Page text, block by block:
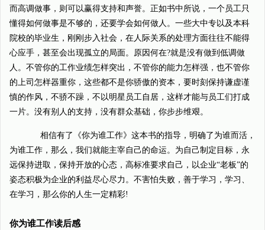
而高调做事，则可以赢得支持和声誉。正如书中所说，一个员工只
懂得如何做事是不够的，还要学会如何做人。一些大中专以及本科
院校的毕业生，刚刚步入社会，在人际关系的处理方面往往不能得
心应手，甚至会出现孤立的局面。原因何在?就是没有做到低调做
人。不管你的工作业绩怎样突出，不管你的能力怎样强，也不管你
的上司怎样器重你，这些都不是你骄傲的资本，要时刻保持谦虚谨
慎的作风，不骄不躁，不以明星员工自居，这样才能与员工们打成
一片。没有别人的支持，没有群众基础，你步步维艰。
相信有了《你为谁工作》这本书的指导，明确了为谁而活，
为谁工作，那么，我们就能主宰自己的命运。为自己制定目标，永
远保持进取，保持开放的心态，高标准要求自己，以企业“老板”的
姿态积极为企业的利益尽心尽力。不害怕失败，善于学习，学习、
在学习，那么你的人生一定精彩!
你为谁工作读后感